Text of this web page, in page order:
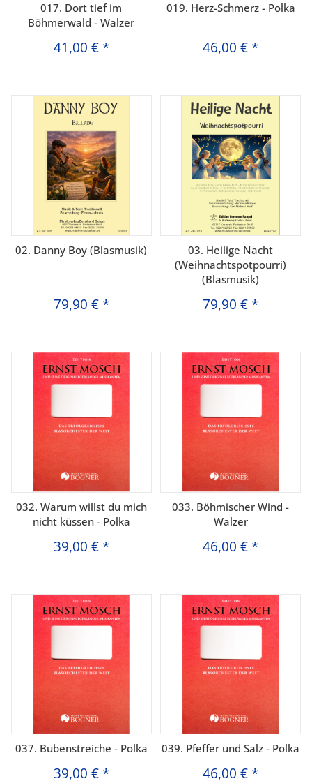
017. Dort tief im
Böhmerwald - Walzer
41,00 € *
019. Herz-Schmerz - Polka
46,00 € *
02. Danny Boy (Blasmusik)
79,90 € *
03. Heilige Nacht
(Weihnachtspotpourri)
(Blasmusik)
79,90 € *
032. Warum willst du mich
nicht küssen - Polka
39,00 € *
033. Böhmischer Wind -
Walzer
46,00 € *
037. Bubenstreiche - Polka
39,00 € *
039. Pfeffer und Salz - Polka
46,00 € *